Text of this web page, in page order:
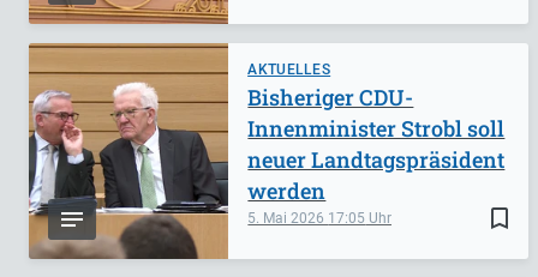
AKTUELLES
bookmark_border
5. Mai 2026 17:05
Bisheriger CDU-
Innenminister Strobl soll
neuer Landtagspräsident
werden